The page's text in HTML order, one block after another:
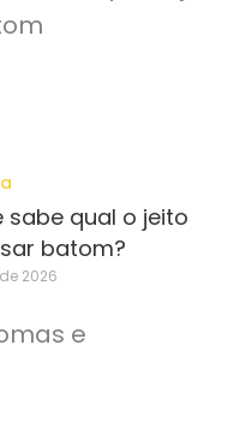
sabe qual o jeito
batom?
2026